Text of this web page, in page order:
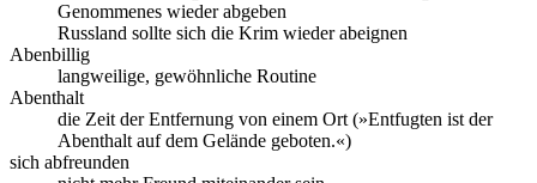
Genommenes wieder abgeben
Russland sollte sich die Krim wieder abeignen
Abenbillig
langweilige, gewöhnliche Routine
Abenthalt
die Zeit der Entfernung von einem Ort (»Entfugten ist der
Abenthalt auf dem Gelände geboten.«)
sich abfreunden